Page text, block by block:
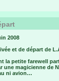
2008
et de départ de
la petite farewell
magicienne de
ni avion…